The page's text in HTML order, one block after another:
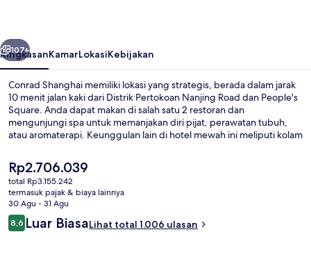
Berikutnya
107+
RingkasanKamarLokasiKebijakan
Conrad Shanghai memiliki lokasi yang strategis, berada dalam jarak
10 menit jalan kaki dari Distrik Pertokoan Nanjing Road dan People's
Square. Anda dapat makan di salah satu 2 restoran dan
mengunjungi spa untuk memanjakan diri pijat, perawatan tubuh,
atau aromaterapi. Keunggulan lain di hotel mewah ini meliputi kolam
terkesan dengan lokasi. Transportasi umum berada tidak jauh:
Stasiun People's Square berjarak 11 menit dan Stasiun Dashijie
berjarak 11 menit.
Harga
saat
ini
Rp2.706.039
Rp2.706.039
total Rp3.155.242
termasuk pajak & biaya lainnya
30 Agu - 31 Agu
Ulasan
8,68,6 dari 10
Luar BiasaLihat total 1.006 ulasan